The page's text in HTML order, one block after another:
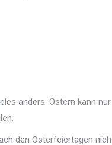
anders: Ostern kann
den Osterfeiertagen